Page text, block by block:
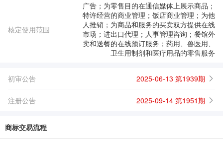
核定使用范围
广告；为零售目的在通信媒体上展示商品；
特许经营的商业管理；饭店商业管理；为他
人推销；为商品和服务的买卖双方提供在线
市场；进出口代理；人事管理咨询；餐馆外
卖和送餐的在线预订服务；药用、兽医用、
卫生用制剂和医疗用品的零售服务
初审公告 2025-06-13 第1939期
注册公告 2025-09-14 第1951期
商标交易流程